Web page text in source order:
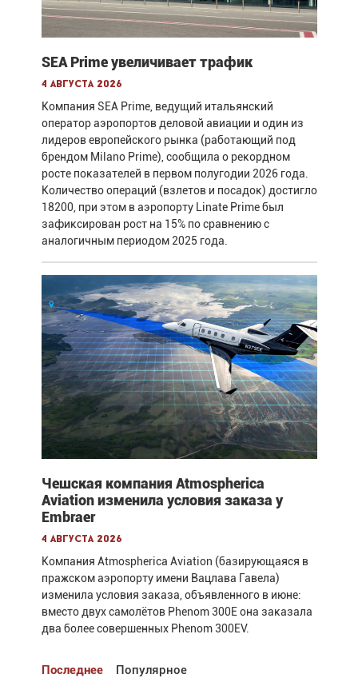
SEA Prime увеличивает трафик
4 августа 2026
Компания SEA Prime, ведущий итальянский
оператор аэропортов деловой авиации и один из
лидеров европейского рынка (работающий под
брендом Milano Prime), сообщила о рекордном
росте показателей в первом полугодии 2026 года.
Количество операций (взлетов и посадок) достигло
18200, при этом в аэропорту Linate Prime был
зафиксирован рост на 15% по сравнению с
аналогичным периодом 2025 года.
Чешская компания Atmospherica
Aviation изменила условия заказа у
Embraer
4 августа 2026
Компания Atmospherica Aviation (базирующаяся в
пражском аэропорту имени Вацлава Гавела)
изменила условия заказа, объявленного в июне:
вместо двух самолётов Phenom 300E она заказала
два более совершенных Phenom 300EV.
Последнее Популярное